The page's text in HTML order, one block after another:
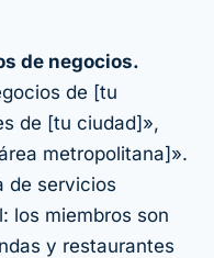
de negocios.
de [tu
de [tu ciudad]»,
metropolitana]».
de servicios
los miembros son
y restaurantes